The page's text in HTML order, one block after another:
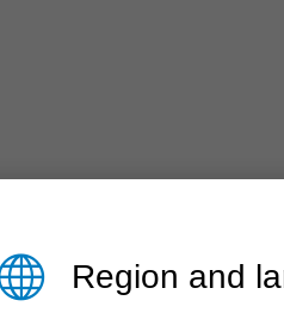
auf unterschiedlichen
Profilfräsmaschinen.
das richtige Werkzeug und
Region and